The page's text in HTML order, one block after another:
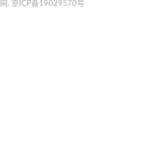
. 京ICP备19029570号